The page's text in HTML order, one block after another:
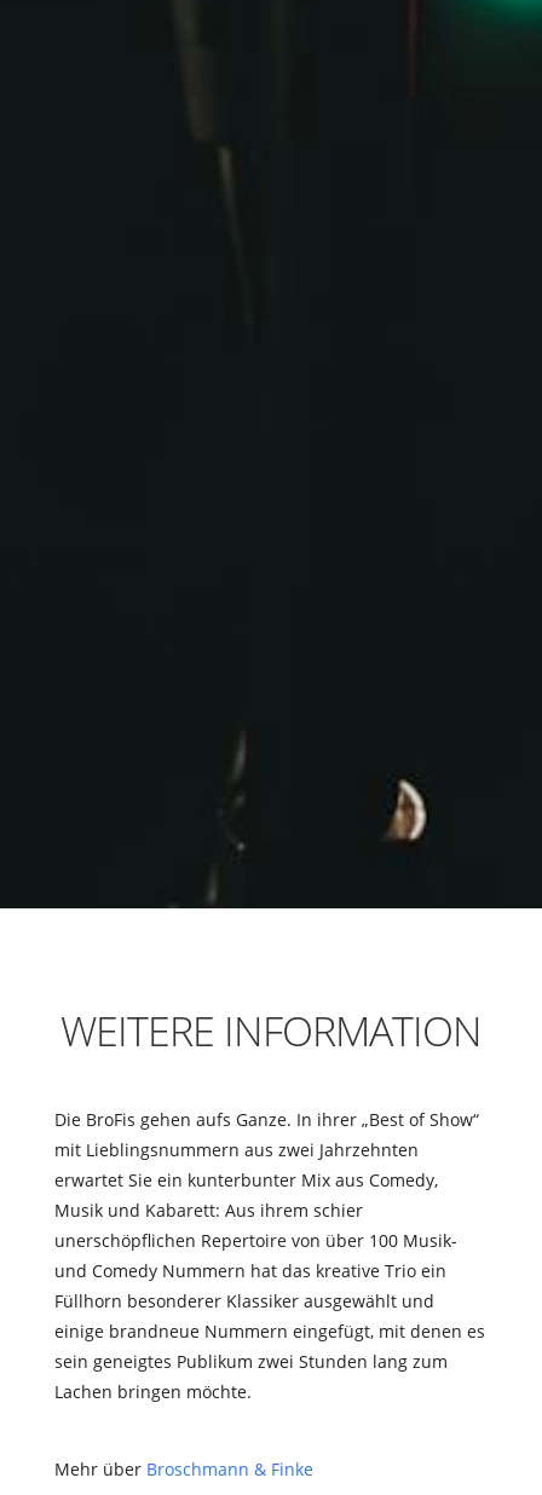
WEITERE INFORMATION
Die BroFis gehen aufs Ganze. In ihrer „Best of Show“
mit Lieblingsnummern aus zwei Jahrzehnten
erwartet Sie ein kunterbunter Mix aus Comedy,
Musik und Kabarett: Aus ihrem schier
unerschöpflichen Repertoire von über 100 Musik-
und Comedy Nummern hat das kreative Trio ein
Füllhorn besonderer Klassiker ausgewählt und
einige brandneue Nummern eingefügt, mit denen es
sein geneigtes Publikum zwei Stunden lang zum
Lachen bringen möchte.
Mehr über Broschmann & Finke